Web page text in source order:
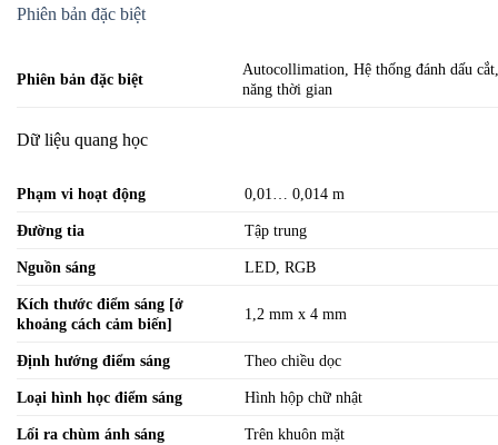
Phiên bản đặc biệt
Phiên bản đặc biệt
Autocollimation, Hệ thống đánh dấu
năng thời gian
Dữ liệu quang học
Phạm vi hoạt động 0,01… 0,014 m
Đường tia Tập trung
Nguồn sáng LED, RGB
Kích thước điểm sáng [ở
khoảng cách cảm biến]
1,2 mm x 4 mm
Định hướng điểm sáng Theo chiều dọc
Loại hình học điểm sáng Hình hộp chữ nhật
Lối ra chùm ánh sáng Trên khuôn mặt